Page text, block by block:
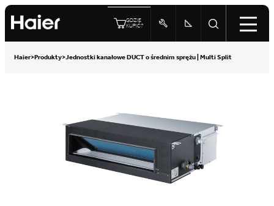
GDZIE
KUPIĆ?
Haier>Produkty>Jednostki kanałowe DUCT o średnim sprężu | Multi Split